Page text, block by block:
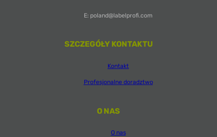
E: poland@labelprofi.com
SZCZEGÓŁY KONTAKTU
Kontakt
Profesjonalne doradztwo
O NAS
O nas